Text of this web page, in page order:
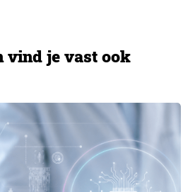
vind je vast ook